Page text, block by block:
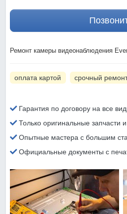
Ремонт камеры видеонаблюдения
оплата картой срочный
Гарантия по договору на все
Только оригинальные запчасти
Опытные мастера с большим
Официальные документы с